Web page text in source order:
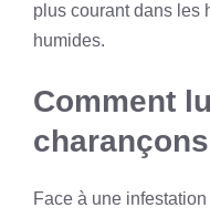
plus courant dans les
humides.
Comment
Face à une